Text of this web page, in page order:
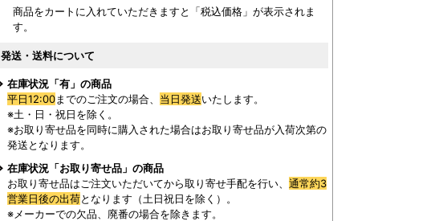
商品をカートに入れていただきますと「税込価格」が表示されま
す。
発送・送料について
在庫状況「有」の商品
平日12:00までのご注文の場合、 当日発送いたします。
※土・日・祝日を除く。
※お取り寄せ品を同時に購入された場合はお取り寄せ品が入荷次第の
発送となります。
在庫状況「お取り寄せ品」の商品
お取り寄せ品はご注文いただいてから取り寄せ手配を行い、 通常約3
営業日後の出荷となります（土日祝日を除く）。
※メーカーでの欠品、廃番の場合を除きます。